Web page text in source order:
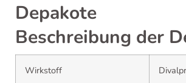
Depakote
Beschreibung der
Wirkstoff